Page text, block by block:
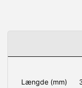
Længde (mm)